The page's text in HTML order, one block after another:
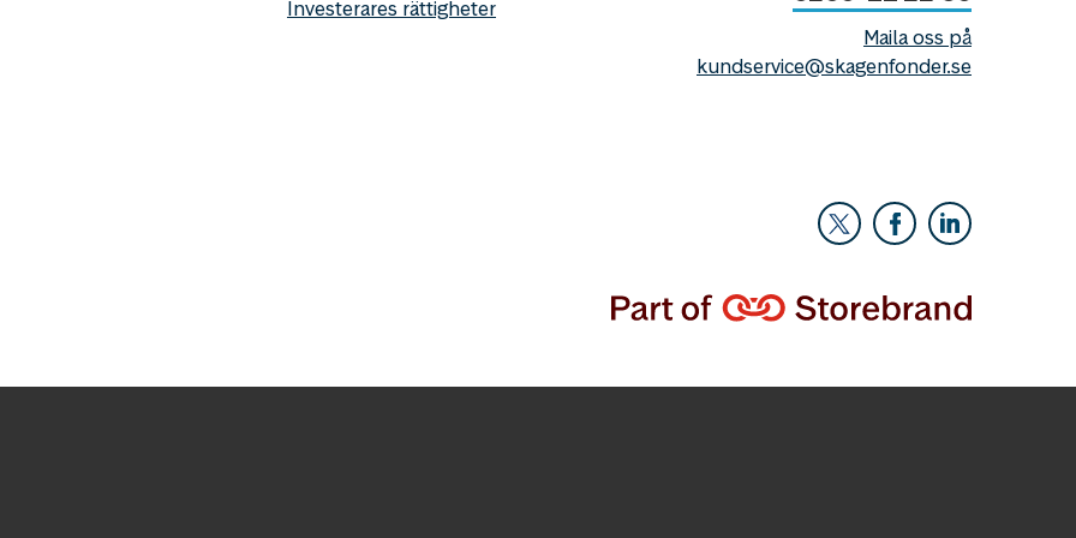
Investerares rättigheter
Maila oss på
kundservice@skagenfonder.se